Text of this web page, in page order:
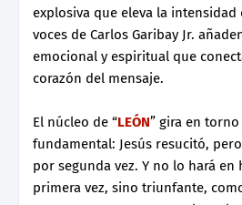
explosiva que eleva la intensidad
voces de Carlos Garibay Jr.
emocional y espiritual que
corazón del mensaje.
El núcleo de “LEÓN” gira en
fundamental: Jesús resucitó,
por segunda vez. Y no lo hará
primera vez, sino triunfante,